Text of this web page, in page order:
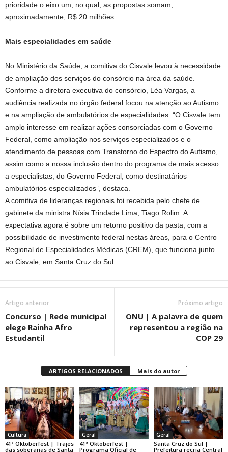
prioridade o eixo um, no qual, as propostas somam,
aproximadamente, R$ 20 milhões.
Mais especialidades em saúde
No Ministério da Saúde, a comitiva do Cisvale levou à necessidade
de ampliação dos serviços do consórcio na área da saúde.
Conforme a diretora executiva do consórcio, Léa Vargas, a
audiência realizada no órgão federal focou na atenção ao Autismo
e na ampliação de ambulatórios de especialidades. “O Cisvale tem
amplo interesse em realizar ações consorciadas com o Governo
Federal, como ampliação nos serviços especializados e o
atendimento de pessoas com Transtorno do Espectro do Autismo,
assim como a nossa inclusão dentro do programa de mais acesso
a especialistas, do Governo Federal, como destinatários
ambulatórios especializados”, destaca.
A comitiva de lideranças regionais foi recebida pelo chefe de
gabinete da ministra Nísia Trindade Lima, Tiago Rolim. A
expectativa agora é sobre um retorno positivo da pasta, com a
possibilidade de investimento federal nestas áreas, para o Centro
Regional de Especialidades Médicas (CREM), que funciona junto
ao Cisvale, em Santa Cruz do Sul.
Artigo anterior
Concurso | Rede municipal
elege Rainha Afro
Estudantil
Próximo artigo
ONU | A palavra de quem
representou a região na
COP 29
ARTIGOS RELACIONADOS Mais do autor
Cultura
41ª Oktoberfest | Trajes
das soberanas de Santa
Geral
41ª Oktoberfest |
Programa Oficial de
Geral
Santa Cruz do Sul |
Prefeitura recria Central